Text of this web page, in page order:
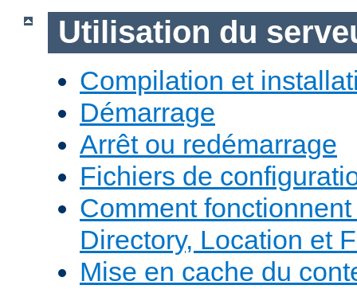
Utilisation du
Compilation et
Démarrage
Arrêt ou redémarrage
Fichiers de
Comment
Directory, Location et
Mise en cache du